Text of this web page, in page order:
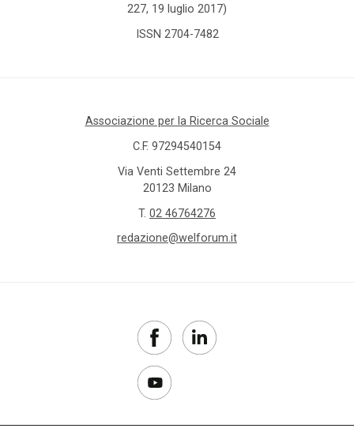
227, 19 luglio 2017)
ISSN 2704-7482
Associazione per la Ricerca Sociale
C.F. 97294540154
Via Venti Settembre 24
20123 Milano
T. 02 46764276
redazione@welforum.it